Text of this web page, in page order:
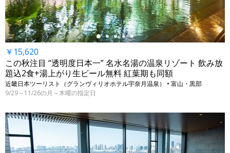
￥15,620
この秋注目 “透明度日本一” 名水名湯の温泉リゾート 飲み放
題込2食+湯上がり生ビール無料 紅葉期も同額
近畿日本ツーリスト（グランヴィリオホテル宇奈月温泉） • 富山・黒部
9/29～11/26の月～木曜の指定日